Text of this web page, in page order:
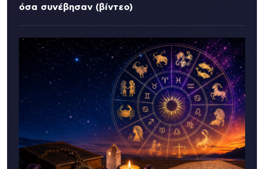
όσα συνέβησαν (βίντεο)